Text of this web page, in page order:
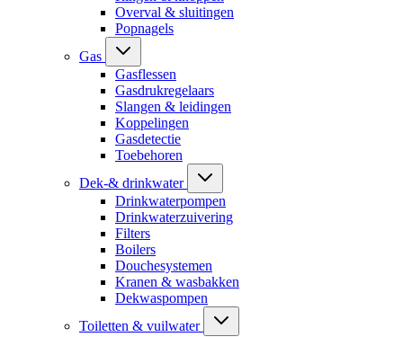
Overval & sluitingen
Popnagels
Gas
Gasflessen
Gasdrukregelaars
Slangen & leidingen
Koppelingen
Gasdetectie
Toebehoren
Dek-& drinkwater
Drinkwaterpompen
Drinkwaterzuivering
Filters
Boilers
Douchesystemen
Kranen & wasbakken
Dekwaspompen
Toiletten & vuilwater